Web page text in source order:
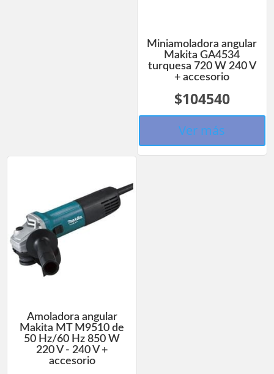
Miniamoladora angular
Makita GA4534
turquesa 720 W 240 V
+ accesorio
$104540
Ver más
Amoladora angular
Makita MT M9510 de
50 Hz/60 Hz 850 W
220 V - 240 V +
accesorio